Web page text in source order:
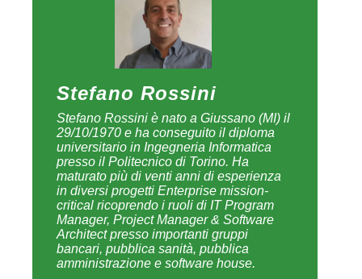
Stefano Rossini è nato a Giussano (MI) il
29/10/1970 e ha conseguito il diploma
universitario in Ingegneria Informatica
presso il Politecnico di Torino. Ha
maturato più di venti anni di esperienza
in diversi progetti Enterprise mission-
critical ricoprendo i ruoli di IT Program
Manager, Project Manager & Software
Architect presso importanti gruppi
bancari, pubblica sanità, pubblica
amministrazione e software house.
Attualmente ricopre il ruolo di Sofware
Factory Manager, Lean Change Agent ed
Enterprise Architect presso Capgemini.
Esperto in ambito di sanità pubblica
come Project/Program Manager per la
governance dei progetti IT strategici di